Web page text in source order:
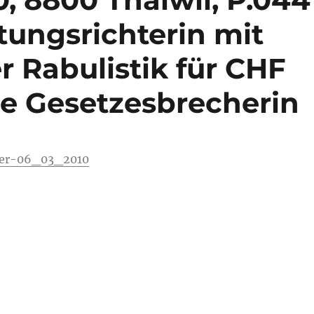
mit
Rabulistik für CHF
Gesetzesbrecherin
06_03_2010